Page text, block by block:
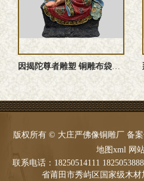
因揭陀尊者雕塑 铜雕布袋罗汉
版权所有 © 大庄严佛像铜雕厂 备
地图xml 网
联系电话：18250514111
省莆田市秀屿区国家级木材